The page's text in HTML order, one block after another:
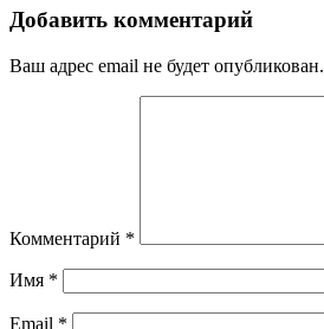
Добавить комментарий
Ваш адрес email не будет опубликован.
Комментарий *
Имя *
Email *